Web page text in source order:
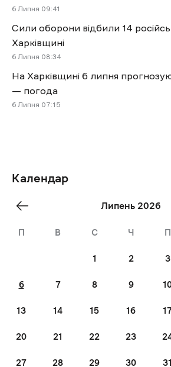
6 Липня 09:41
Сили оборони відбили 14
Харківщині
6 Липня 08:34
На Харківщині 6 липня
— погода
6 Липня 07:15
Календар
Липень 2026
П В С Ч П
1 2 3
6 7 8 9
13 14 15 16
20 21 22 23
27 28 29 30 31
«
Jun